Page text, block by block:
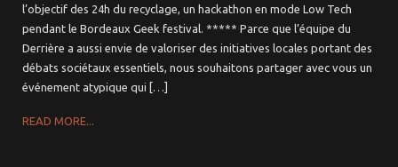
l’objectif des 24h du recyclage, un hackathon en mode Low Tech
pendant le Bordeaux Geek festival. ***** Parce que l’équipe du
Derrière a aussi envie de valoriser des initiatives locales portant des
débats sociétaux essentiels, nous souhaitons partager avec vous un
événement atypique qui […]
READ MORE...